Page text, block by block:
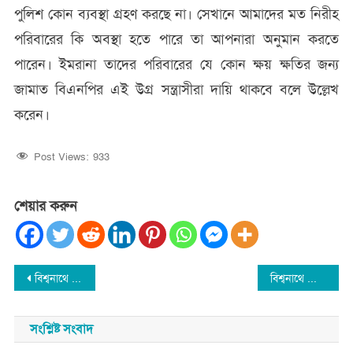
পুলিশ কোন ব্যবস্থা গ্রহণ করছে না। সেখানে আমাদের মত নিরীহ
পরিবারের কি অবস্থা হতে পারে তা আপনারা অনুমান করতে
পারেন। ইমরানা তাদের পরিবারের যে কোন ক্ষয় ক্ষতির জন্য
জামাত বিএনপির এই উগ্র সন্ত্রাসীরা দায়ি থাকবে বলে উল্লেখ
করেন।
Post Views: 933
শেয়ার করুন
Post
navigation
বিশ্বনাথে শেখ নেছার আহমদ ফুটবল টুর্ণামেন্টের উদ্বোধনে ব্যারিস্টার সুমন বিশ্বনাথে কাউন্সিলর পদপ্রার্থী সালমান রব্বানীর উঠান বৈঠক
সংশ্লিষ্ট সংবাদ